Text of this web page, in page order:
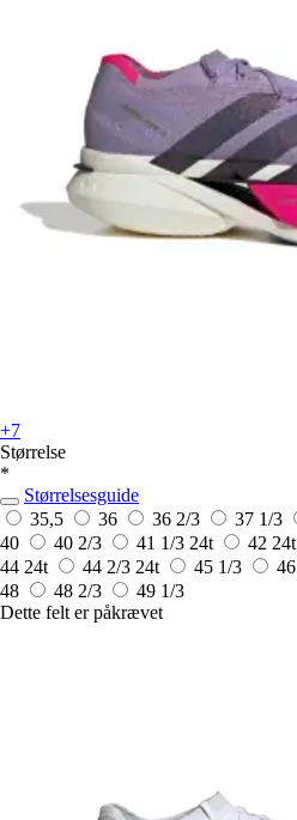
+7
Størrelse
*
Størrelsesguide
35,5
36 36 2/3 37 1/3
40
40 2/3 41 1/3 24t 42 24t
44 24t 44 2/3 24t 45 1/3 46
48
48 2/3
49 1/3
Dette felt er påkrævet